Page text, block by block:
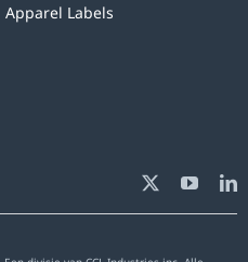
Apparel Labels